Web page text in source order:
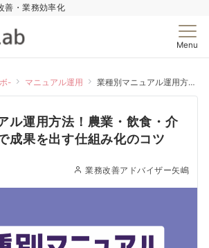
善・業務効率化
Menu
- マニュアル運用 業種別マニュアル運用方法！農業・飲食・介護・医療現場で成果を出す仕組み化のコツ
ル運用方法！農業・飲食・介
成果を出す仕組み化のコツ
業務改善アドバイザー矢嶋